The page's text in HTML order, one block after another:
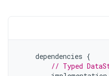
dependencies {
// Typed